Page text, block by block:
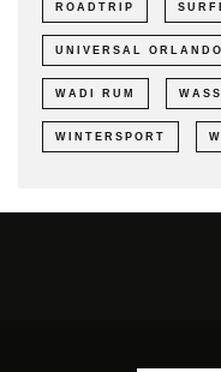
ROADTRIP
UNIVERSAL
WADI RUM
WINTERSPORT